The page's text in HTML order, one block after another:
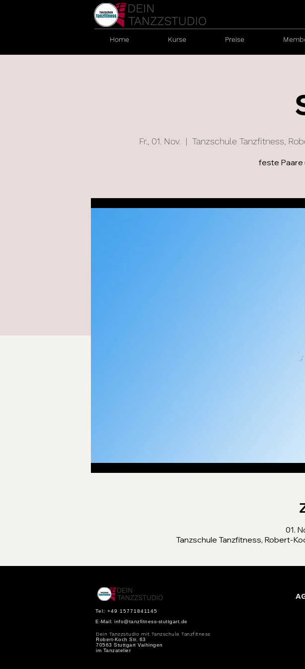
Home Kurse Preise
Fr., 01. Nov.
  |
Tanzschule Tanzfitness,
feste Paare
01.
Tanzschule Tanzfitness, Robert-
Tel: +49 15771841145
E-Mail: info@tanzfitness-stuttgart.de
Dein Tanzzstudio mit Tanzschule Tanzfitness
Robert-Koch Str. 63
70563 Stuttgart Vaihingen
im Tanzatelier